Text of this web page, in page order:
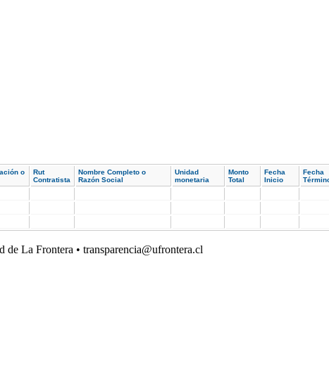
o
Rut
Contratista
Nombre Completo o
Razón Social
Unidad
monetaria
Monto
Total
Fecha
Inicio
Fecha
de La Frontera • transparencia@ufrontera.cl